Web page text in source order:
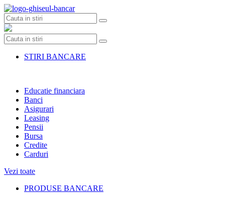
Skip
to
content
STIRI BANCARE
Educatie financiara
Banci
Asigurari
Leasing
Pensii
Bursa
Credite
Carduri
Vezi toate
PRODUSE BANCARE